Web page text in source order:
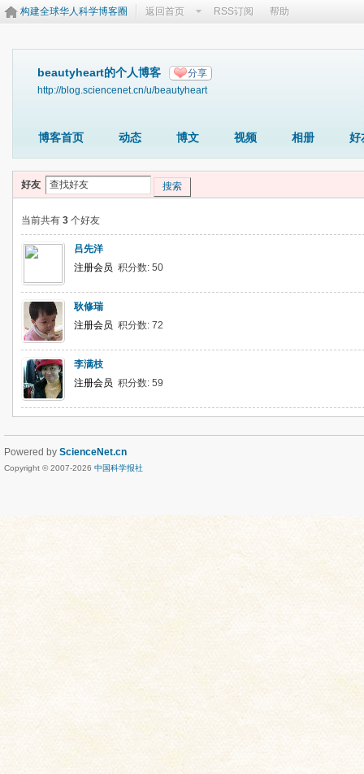
构建全球华人科学博客圈 返回首页 RSS订阅 帮助
beautyheart的个人博客 分享
http://blog.sciencenet.cn/u/beautyheart
博客首页 动态 博文 视频 相册 好
好友 搜索
当前共有 3 个好友
吕先洋
注册会员 积分数: 50
耿修瑞
注册会员 积分数: 72
李满枝
注册会员 积分数: 59
Powered by ScienceNet.cn
Copyright © 2007-2026 中国科学报社